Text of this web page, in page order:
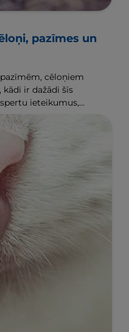
pazīmes un
cēloņiem
ir dažādi šīs
ieteikumus,